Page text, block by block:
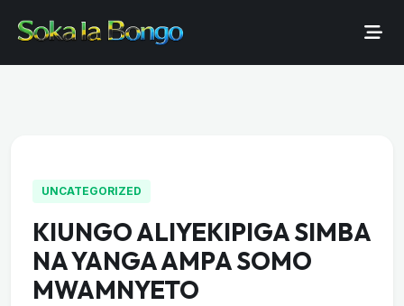
UNCATEGORIZED
KIUNGO ALIYEKIPIGA SIMBA
NA YANGA AMPA SOMO
MWAMNYETO